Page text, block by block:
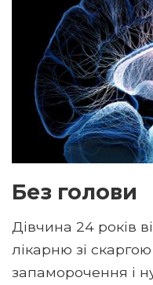
Без голови
Дівчина 24 років
лікарню зі
запаморочення і